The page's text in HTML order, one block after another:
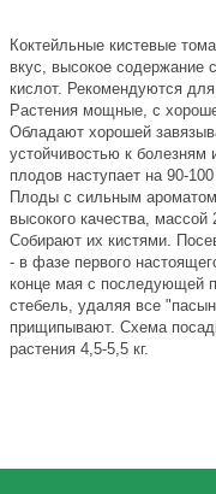
Коктейльные кистевые
вкус, высокое содержание
кислот. Рекомендуются
Растения мощные, с
Обладают хорошей
устойчивостью к
плодов наступает на 90-
Плоды с сильным
высокого качества, массой
Собирают их кистями.
- в фазе первого
конце мая с последующей
стебель, удаляя все
прищипывают. Схема
растения 4,5-5,5 кг.